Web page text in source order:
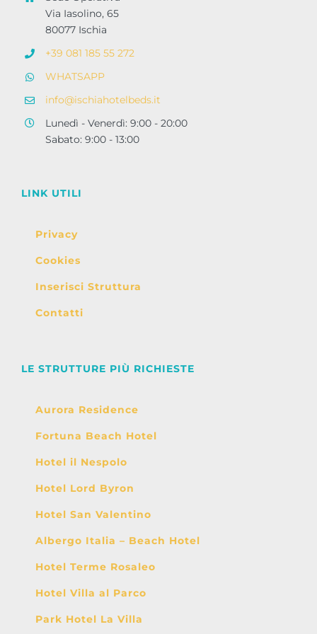
Via Iasolino, 65
80077 Ischia
+39 081 185 55 272
WHATSAPP
info@ischiahotelbeds.it
Lunedì - Venerdì: 9:00 - 20:00
Sabato: 9:00 - 13:00
LINK UTILI
Privacy
Cookies
Inserisci Struttura
Contatti
LE STRUTTURE PIÙ RICHIESTE
Aurora Residence
Fortuna Beach Hotel
Hotel il Nespolo
Hotel Lord Byron
Hotel San Valentino
Albergo Italia – Beach Hotel
Hotel Terme Rosaleo
Hotel Villa al Parco
Park Hotel La Villa